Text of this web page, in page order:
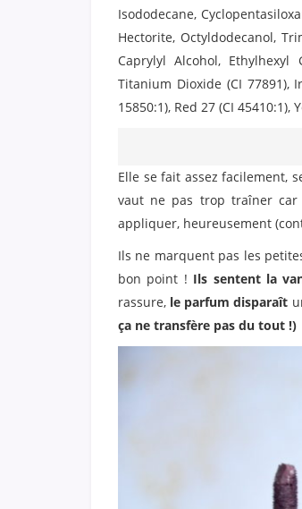
Isododecane,
Hectorite, Octyldodecanol,
Caprylyl Alcohol,
Titanium Dioxide (CI 77891),
15850:1), Red 27 (CI 45410:1),
Elle se fait assez facilement,
vaut ne pas trop traîner car
appliquer, heureusement
Ils ne marquent pas les
bon point ! Ils sentent la
rassure, le parfum disparaît
ça ne transfère pas du tout !)